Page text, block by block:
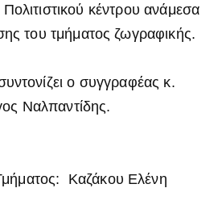
κέντρου ανάμεσα
του τμήματος ζωγραφικής.
ο συγγραφέας κ.
Ναλπαντίδης.
Καζάκου Ελένη